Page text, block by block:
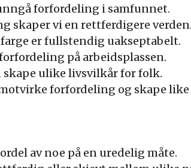
forfordeling i samfunnet.
skaper vi en rettferdigere verden.
er fullstendig uakseptabelt.
på arbeidsplassen.
ulike livsvilkår for folk.
forfordeling og skape
av noe på en uredelig måte.